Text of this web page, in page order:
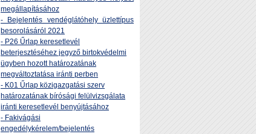
megállapításához
- Bejelentés vendéglátóhely üzlettípus
besorolásáról 2021
- P26 Űrlap keresetlevél
beterjesztéséhez jegyző birtokvédelmi
ügyben hozott határozatának
megváltoztatása iránti perben
- K01 Űrlap közigazgatási szerv
határozatának bírósági felülvizsgálata
iránti keresetlevél benyújtásához
- Fakivágási
engedélykérelem/bejelentés